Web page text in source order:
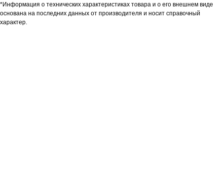
*Информация о технических характеристиках товара и о его внешнем виде
основана на последних данных от производителя и носит справочный
характер.